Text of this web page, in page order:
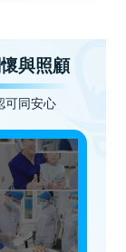
與照顧
可同安心